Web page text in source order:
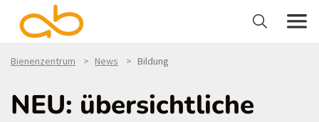
Bienenzentrum News Bildung
NEU: übersichtliche